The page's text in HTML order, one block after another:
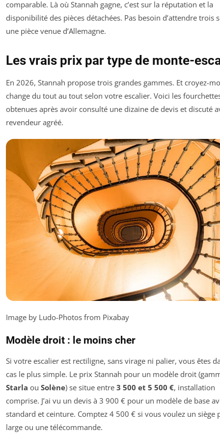
comparable. Là où Stannah gagne, c’est sur la réputation et la
disponibilité des pièces détachées. Pas besoin d’attendre trois
une pièce venue d’Allemagne.
Les vrais prix par type de monte-
En 2026, Stannah propose trois grandes gammes. Et croyez-
change du tout au tout selon votre escalier. Voici les
obtenues après avoir consulté une dizaine de devis et discuté
revendeur agréé.
Image by Ludo-Photos from Pixabay
Modèle droit : le moins cher
Si votre escalier est rectiligne, sans virage ni palier, vous êtes
cas le plus simple. Le prix Stannah pour un modèle droit
Starla ou Solène) se situe entre 3 500 et 5 500 €, installation
comprise. J’ai vu un devis à 3 900 € pour un modèle de base
standard et ceinture. Comptez 4 500 € si vous voulez un siège
large ou une télécommande.